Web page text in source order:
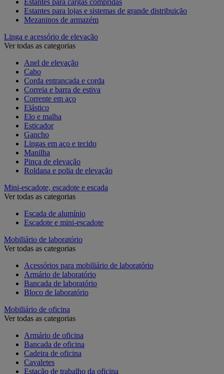
Estantes para lojas e sistemas de grande distribuição
Mezaninos de armazém
Linga e acessório de elevação
Ver todas as categorias
Anel de elevação
Cabo
Corda entrançada e corda
Correia e barra de estiva
Corrente em aço
Elástico
Elo e malha
Esticador
Gancho
Lingas em aço e tecido
Manilha
Pinça de elevação
Roldana e polia de elevação
Mini-escadote, escadote e escada
Ver todas as categorias
Escada de alumínio
Escadote e mini-escadote
Mobiliário de laboratório
Ver todas as categorias
Acessórios para mobiliário de laboratório
Armário de laboratório
Bancada de laboratório
Bloco de laboratório
Mobiliário de oficina
Ver todas as categorias
Armário de oficina
Bancada de oficina
Cadeira de oficina
Cavaletes
Estação de trabalho da oficina